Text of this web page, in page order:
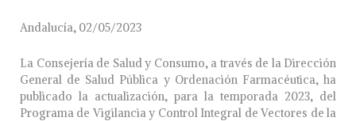
Andalucía, 02/05/2023
La Consejería de Salud y Consumo, a través de la Dirección
General de Salud Pública y Ordenación Farmacéutica, ha
publicado la actualización, para la temporada 2023, del
Programa de Vigilancia y Control Integral de Vectores de la